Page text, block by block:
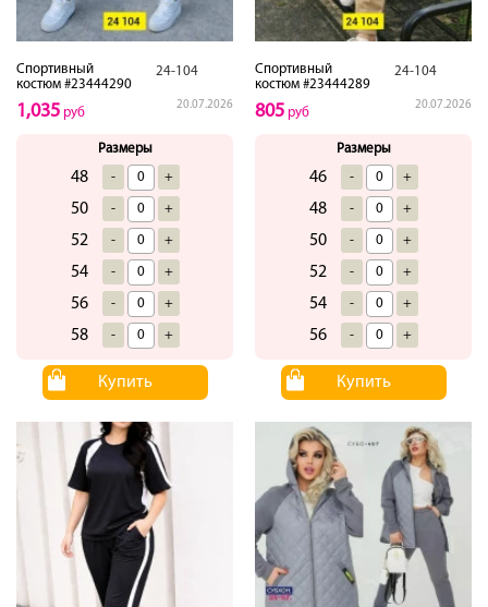
Спортивный
костюм #23444290
24-104
20.07.2026
1,035 руб
Размеры
48 - +
50 - +
52 - +
54 - +
56 - +
58 - +
Купить
Спортивный
костюм #23444289
24-104
20.07.2026
805 руб
Размеры
46 - +
48 - +
50 - +
52 - +
54 - +
56 - +
Купить